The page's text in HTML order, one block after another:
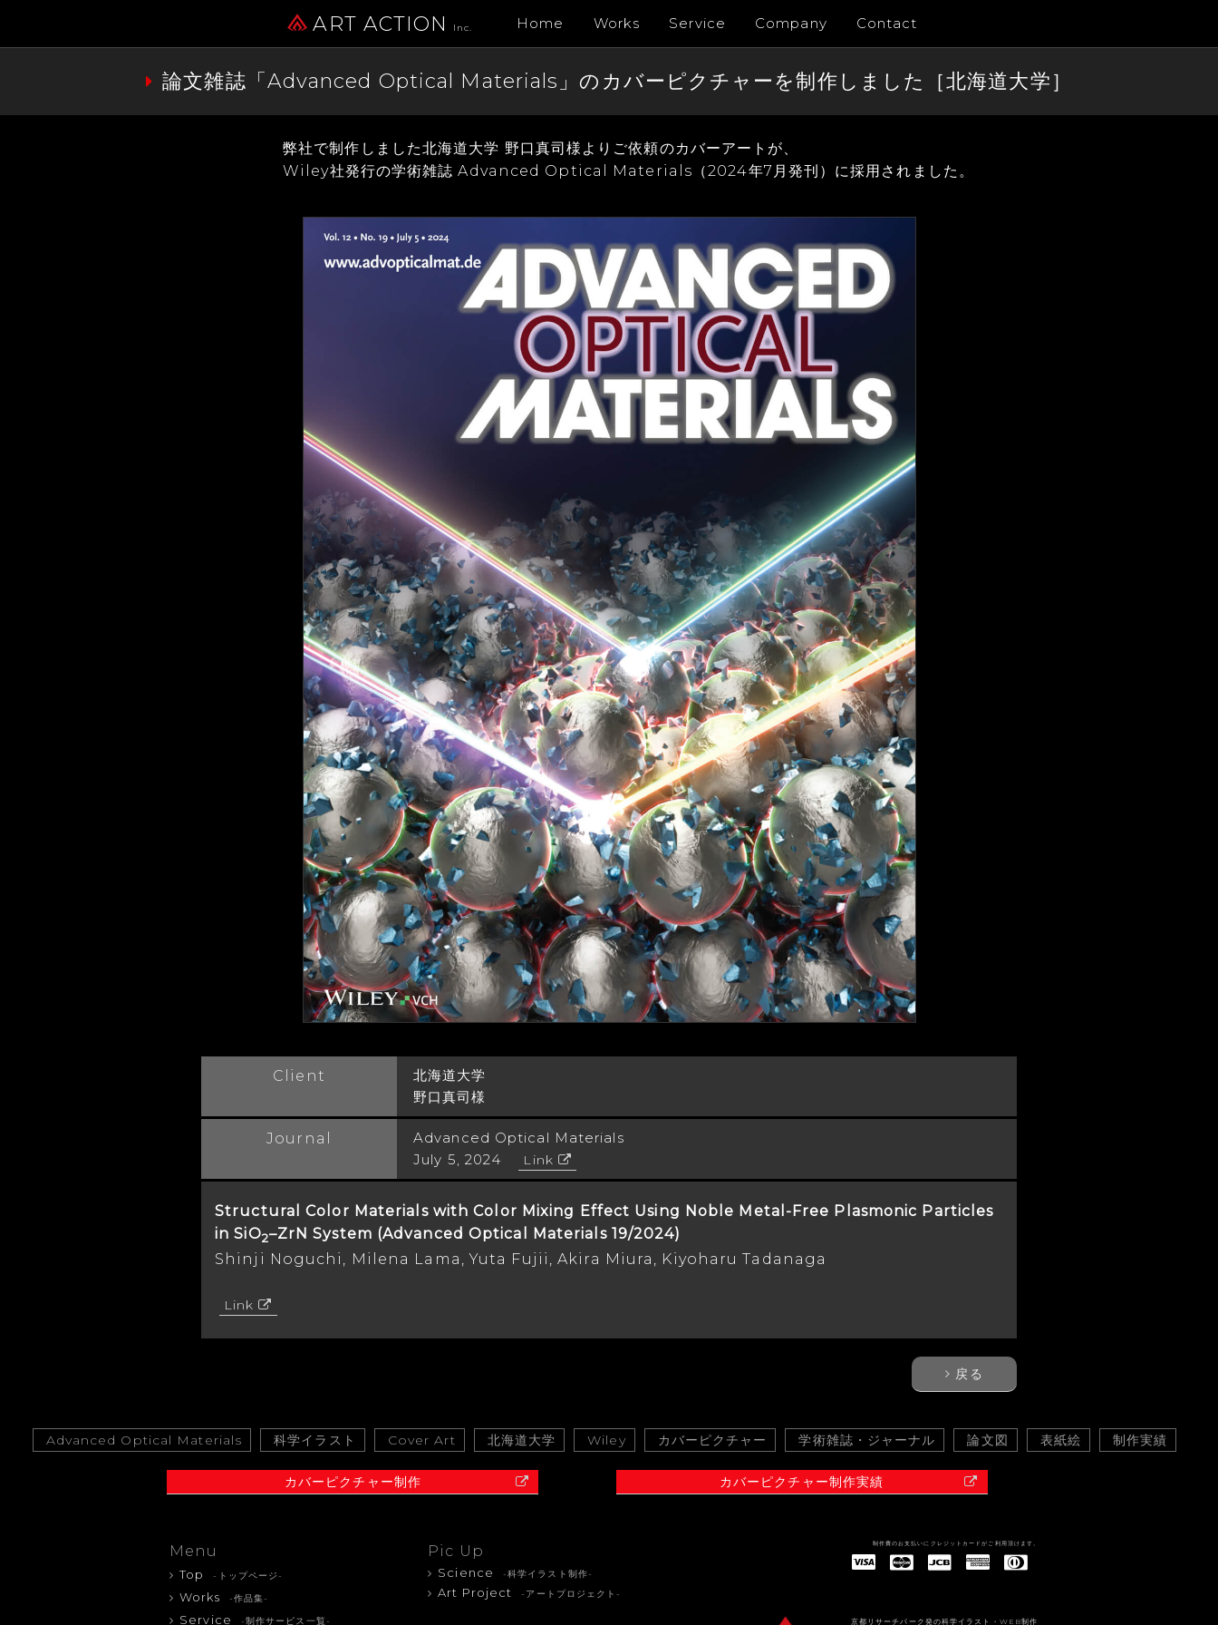
ART ACTION Inc. Home Works Service Company Contact
論文雑誌「Advanced Optical Materials」のカバーピクチャーを制作しました［北海道大学］
弊社で制作しました北海道大学 野口真司様よりご依頼のカバーアートが、
Wiley社発行の学術雑誌 Advanced Optical Materials（2024年7月発刊）に採用されました。
Client
北海道大学
野口真司様
Journal
Advanced Optical Materials
July 5, 2024
Link
Structural Color Materials with Color Mixing Effect Using Noble Metal-Free Plasmonic Particles
in SiO2–ZrN System (Advanced Optical Materials 19/2024)
Shinji Noguchi, Milena Lama, Yuta Fujii, Akira Miura, Kiyoharu Tadanaga
Link
戻る
Advanced Optical Materials 科学イラスト Cover Art 北海道大学 Wiley カバーピクチャー 学術雑誌・ジャーナル 論文図 表紙絵 制作実績
カバーピクチャー制作 カバーピクチャー制作実績
Menu
Top -トップページ-
Works -作品集-
Service -制作サービス一覧-
Pic Up
Science -科学イラスト制作-
Art Project -アートプロジェクト-
制作費のお支払いにクレジットカードがご利用頂けます。
京都リサーチパーク発の科学イラスト・WEB制作